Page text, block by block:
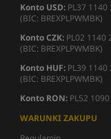
Konto USD: PL37
(BIC: BREXPLPWMBK)
Konto CZK: PL02 1140
(BIC: BREXPLPWMBK)
Konto HUF: PL39
(BIC: BREXPLPWMBK)
Konto RON: PL52
WARUNKI ZAKUPU